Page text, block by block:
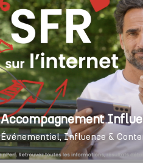
Accompagnement
Événementiel Influence &